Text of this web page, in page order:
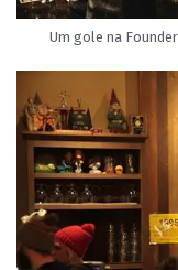
Um gole na